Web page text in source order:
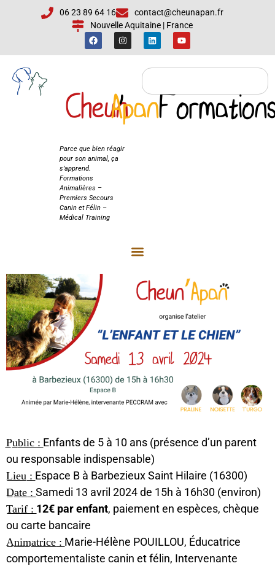
06 23 89 64 16
contact@cheunapan.fr
Nouvelle Aquitaine | France
Cheun
'
Apan
Parce que bien réagir
pour son animal, ça
s’apprend.
Formations
Animalières –
Premiers Secours
Canin et Félin –
Médical Training
P̲u̲b̲l̲i̲c̲ ̲:̲ Enfants de 5 à 10 ans (présence d’un parent
ou responsable indispensable)
L̲i̲e̲u̲ ̲:̲ Espace B à Barbezieux Saint Hilaire (16300)
D̲a̲t̲e̲ ̲:̲ Samedi 13 avril 2024 de 15h à 16h30 (environ)
T̲a̲r̲i̲f̲ ̲:̲ 12€ par enfant, paiement en espèces, chèque
ou carte bancaire
A̲n̲i̲m̲a̲t̲r̲i̲c̲e̲ ̲:̲ Marie-Hélène POUILLOU, Éducatrice
comportementaliste canin et félin, Intervenante